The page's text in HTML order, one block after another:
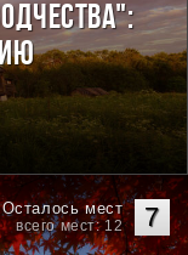
7
Осталось мест
всего мест: 12